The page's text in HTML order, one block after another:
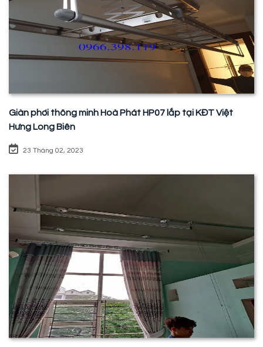
Giàn phơi thông minh Hoà Phát HP07 lắp tại KĐT Việt
Hưng Long Biên
23 Tháng 02, 2023